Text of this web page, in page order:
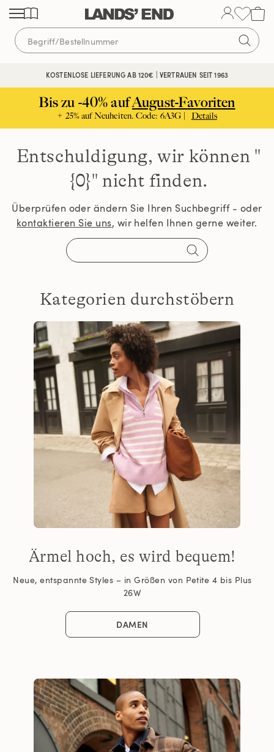
Direkt
zum
Inhalt
Direkt
zur
Navigation
Direkt
zur
Suche
KOSTENLOSE LIEFERUNG AB 120€ | VERTRAUEN SEIT 1963
Bis zu -40% aufAugust-Favoriten
+ 25% auf Neuheiten. Code: 6A3G | Details
Entschuldigung, wir können "
{0}" nicht finden.
Überprüfen oder ändern Sie Ihren Suchbegriff - oder
kontaktieren Sie uns, wir helfen Ihnen gerne weiter.
Kategorien durchstöbern
Ärmel hoch, es wird bequem!
Neue, entspannte Styles – in Größen von Petite 4 bis Plus
26W
DAMEN